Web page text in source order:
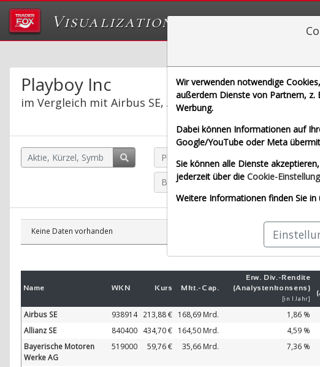
Visualizations
Playboy Inc
im Vergleich mit Airbus SE, Allianz SE, Bayerische
Playboy Inc (Nasdaq)
Bayerische Motoren Werke AG
Keine Daten vorhanden
Name WKN Kurs Mkt.- Cap.
Erw. Div.- Ren­di­te
(Analystenkonsens)
[in 1 Jahr]
Airbus SE 938914 213,88 € 168,69 Mrd. 1,86 %
Allianz SE
840400 434,70 € 164,50 Mrd. 4,59 %
Bayerische Motoren
Werke AG
519000 59,76 € 35,66 Mrd. 7,36 %
Wir verwenden notwendige
außerdem Dienste von Partnern, z.
Werbung.
Dabei können Informationen auf
Google/YouTube oder Meta
Sie können alle Dienste
jederzeit über die Cookie-
Weitere Informationen finden Sie in